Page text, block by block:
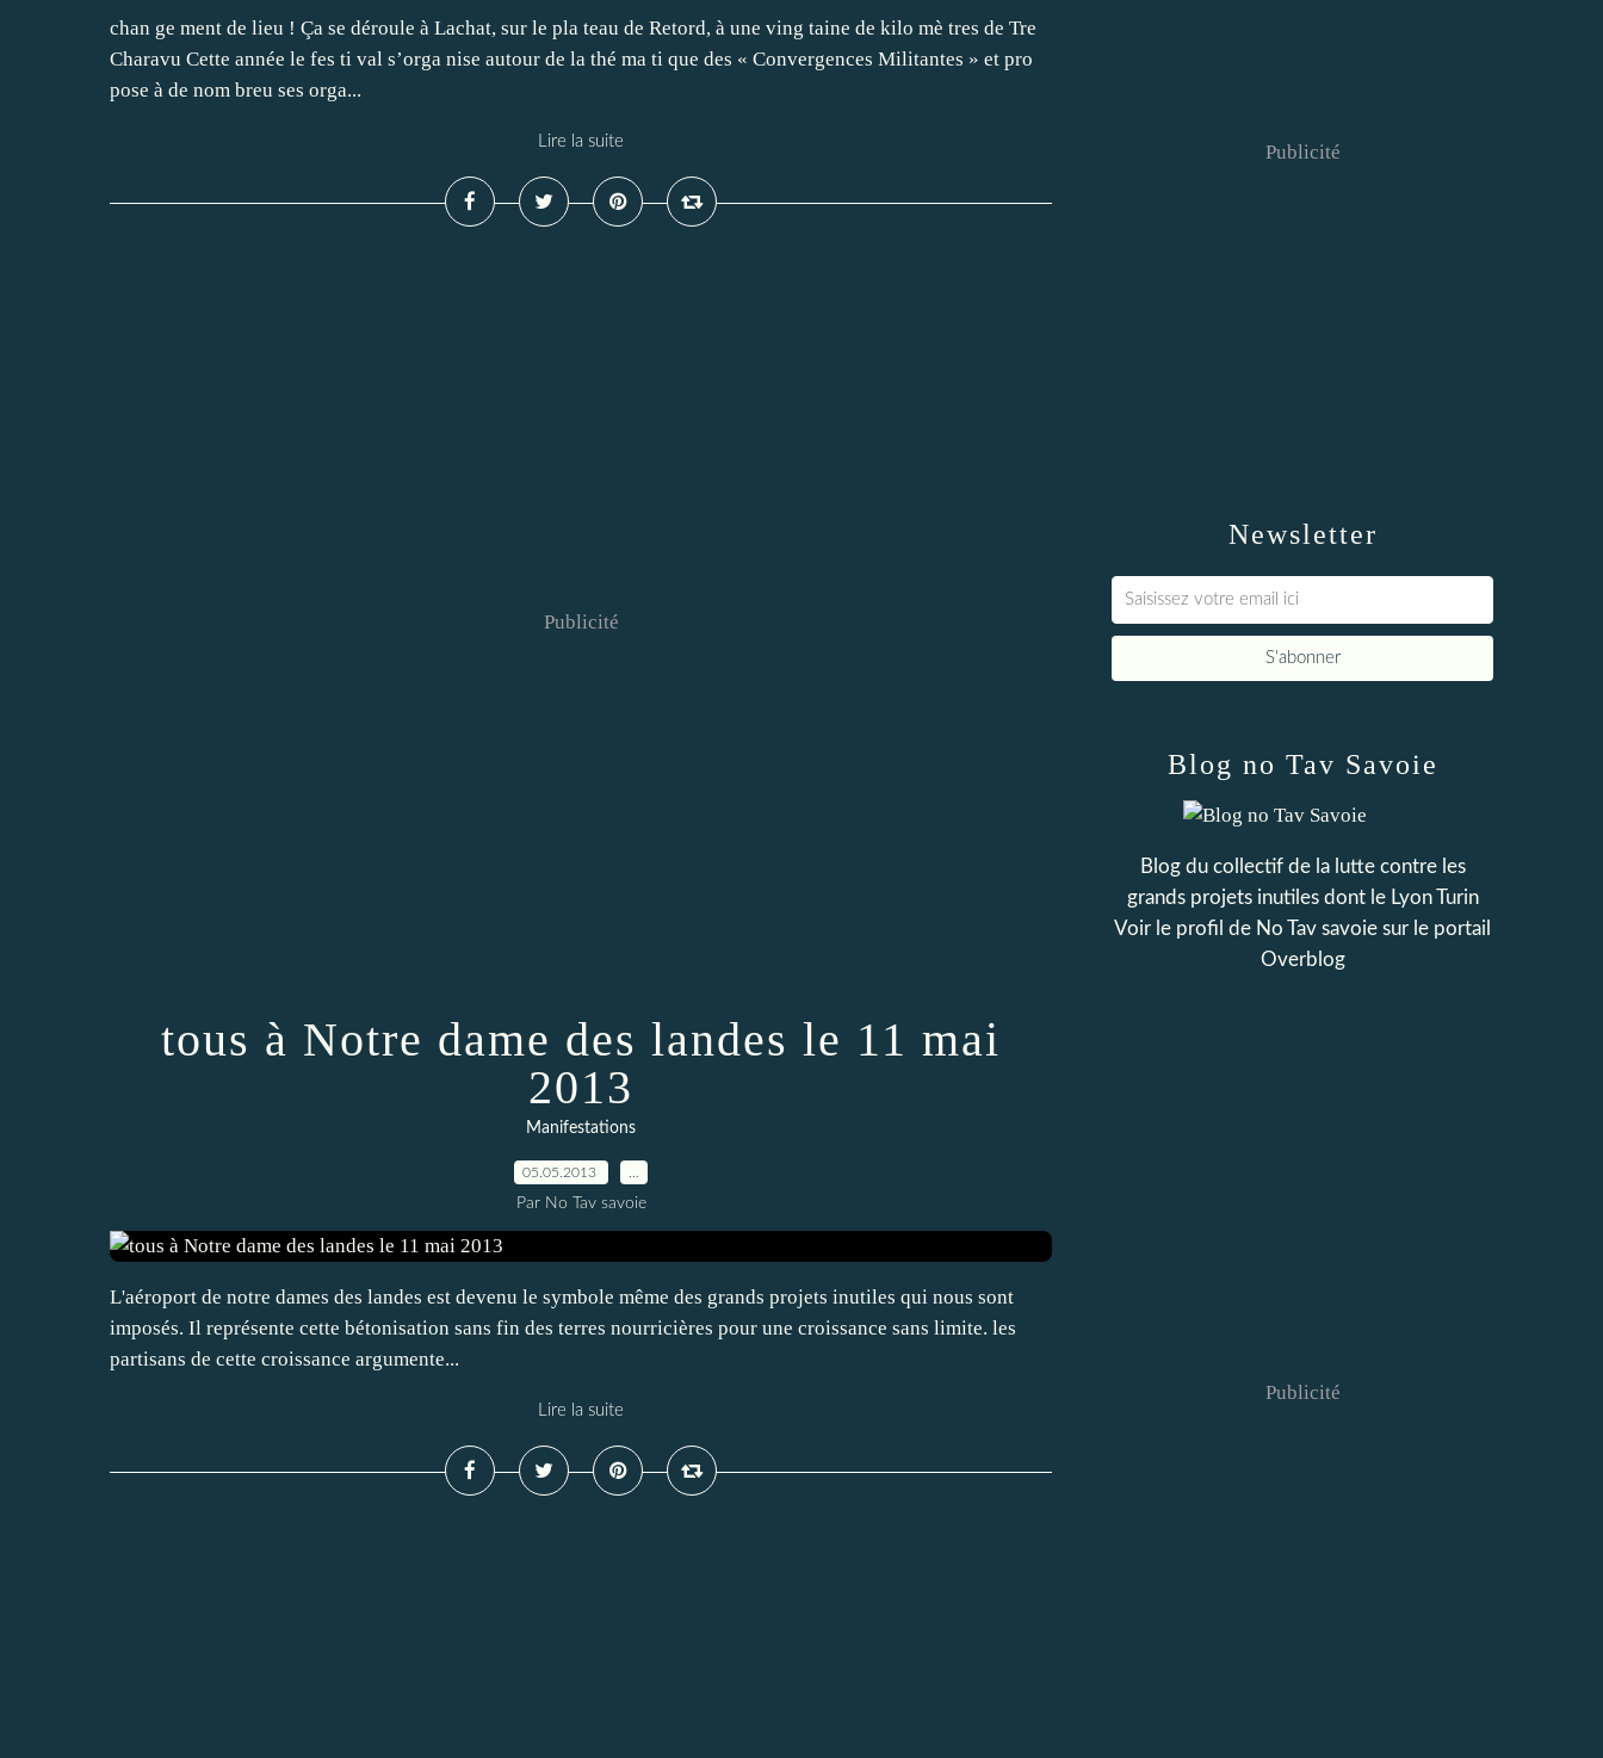
chan ge ment de lieu ! Ça se déroule à Lachat, sur le pla teau de Retord, à une ving taine de kilo mè tres de Tre
Charavu Cette année le fes ti val s’orga nise autour de la thé ma ti que des « Convergences Militantes » et pro
pose à de nom breu ses orga...
Lire la suite
Publicité
tous à Notre dame des landes le 11 mai
2013
Manifestations
05.05.2013
Par No Tav savoie
L'aéroport de notre dames des landes est devenu le symbole même des grands projets inutiles qui nous sont
imposés. Il représente cette bétonisation sans fin des terres nourricières pour une croissance sans limite. les
partisans de cette croissance argumente...
Lire la suite
Newsletter
Publicité
Blog no Tav Savoie
Blog du collectif de la lutte contre les
grands projets inutiles dont le Lyon Turin
Voir le profil de No Tav savoie sur le portail
Overblog
Publicité